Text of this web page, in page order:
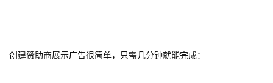
推
创建赞助商展示广告很简单，只需几分钟就能完成：